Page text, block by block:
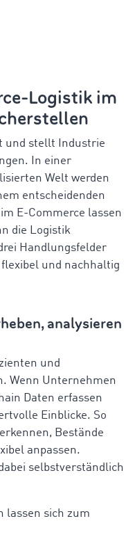
Logistik im
und stellt Industrie
In einer
Welt werden
entscheidenden
E-Commerce lassen
die Logistik
Handlungsfelder
und nachhaltig
analysieren
und
Wenn Unternehmen
Daten erfassen
Einblicke. So
Bestände
anpassen.
selbstverständlich
lassen sich zum